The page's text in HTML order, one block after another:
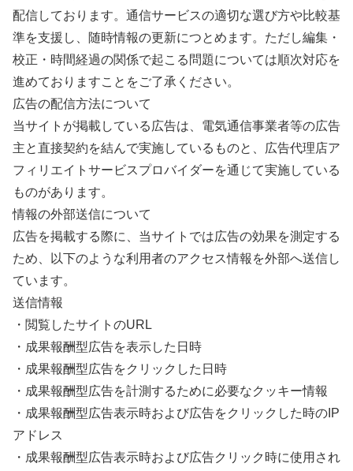
配信しております。通信サービスの適切な選び方や比較基
準を支援し、随時情報の更新につとめます。ただし編集・
校正・時間経過の関係で起こる問題については順次対応を
進めておりますことをご了承ください。
広告の配信方法について
当サイトが掲載している広告は、電気通信事業者等の広告
主と直接契約を結んで実施しているものと、広告代理店ア
フィリエイトサービスプロバイダーを通じて実施している
ものがあります。
情報の外部送信について
広告を掲載する際に、当サイトでは広告の効果を測定する
ため、以下のような利用者のアクセス情報を外部へ送信し
ています。
送信情報
・閲覧したサイトのURL
・成果報酬型広告を表示した日時
・成果報酬型広告をクリックした日時
・成果報酬型広告を計測するために必要なクッキー情報
・成果報酬型広告表示時および広告をクリックした時のIP
アドレス
・成果報酬型広告表示時および広告クリック時に使用され